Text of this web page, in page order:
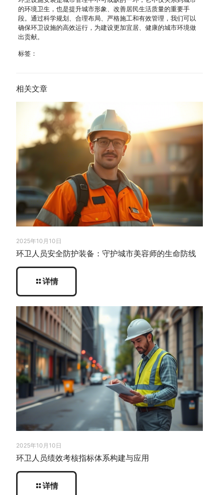
的环境卫生，也是提升城市形象、改善居民生活质量的重要手
段。通过科学规划、合理布局、严格施工和有效管理，我们可以
确保环卫设施的高效运行，为建设更加宜居、健康的城市环境做
出贡献。
标签：
相关文章
2025年10月10日
环卫人员安全防护装备：守护城市美容师的生命防线
详情
2025年10月10日
环卫人员绩效考核指标体系构建与应用
详情